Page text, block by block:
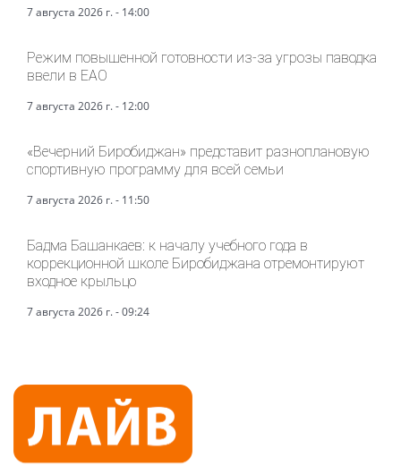
7 августа 2026 г. - 14:00
Режим повышенной готовности из-за угрозы паводка
ввели в ЕАО
7 августа 2026 г. - 12:00
«Вечерний Биробиджан» представит разноплановую
спортивную программу для всей семьи
7 августа 2026 г. - 11:50
Бадма Башанкаев: к началу учебного года в
коррекционной школе Биробиджана отремонтируют
входное крыльцо
7 августа 2026 г. - 09:24